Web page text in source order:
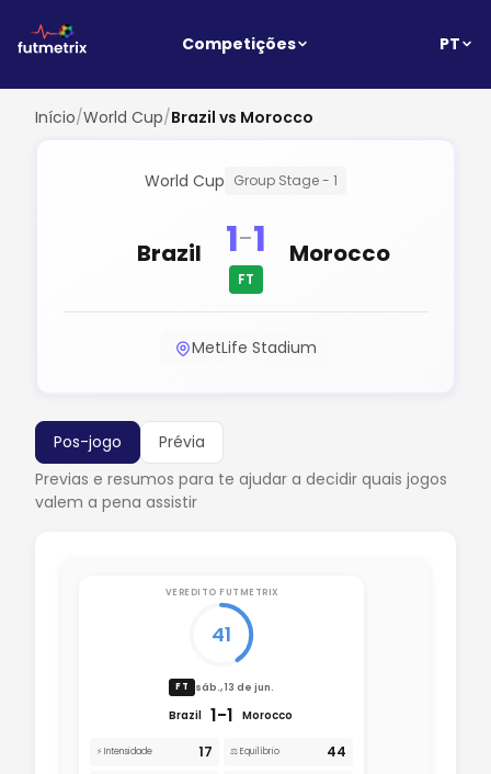
Competições PT
Início/World Cup/Brazil vs Morocco
World Cup Group Stage - 1
Brazil 1-1
FT
Morocco
MetLife Stadium
Pos-jogo
Prévia
Previas e resumos para te ajudar a decidir quais jogos
valem a pena assistir
VEREDITO FUTMETRIX
41
FT sáb., 13 de jun.
Brazil 1-1 Morocco
⚡ Intensidade 17 ⚖️ Equilíbrio 44